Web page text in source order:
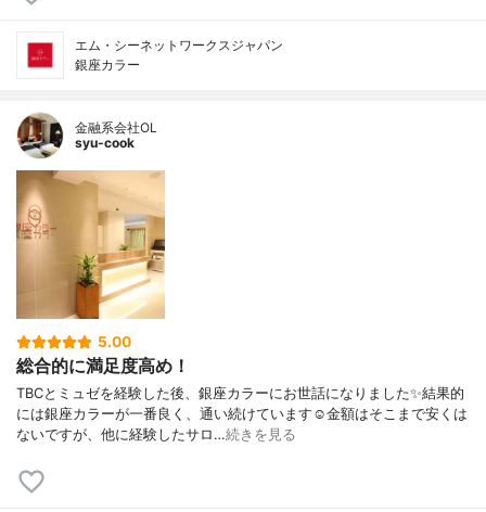
エム・シーネットワークスジャパン
銀座カラー
金融系会社OL
syu-cook
5.00
総合的に満足度高め！
TBCとミュゼを経験した後、銀座カラーにお世話になりました✨結果的
には銀座カラーが一番良く、通い続けています☺️金額はそこまで安くは
ないですが、他に経験したサロ…続きを見る